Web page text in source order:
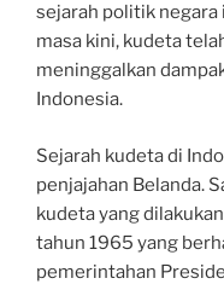
sejarah politik negara
masa kini, kudeta
meninggalkan
Indonesia.
Sejarah kudeta di
penjajahan Belanda.
kudeta yang
tahun 1965 yang
pemerintahan